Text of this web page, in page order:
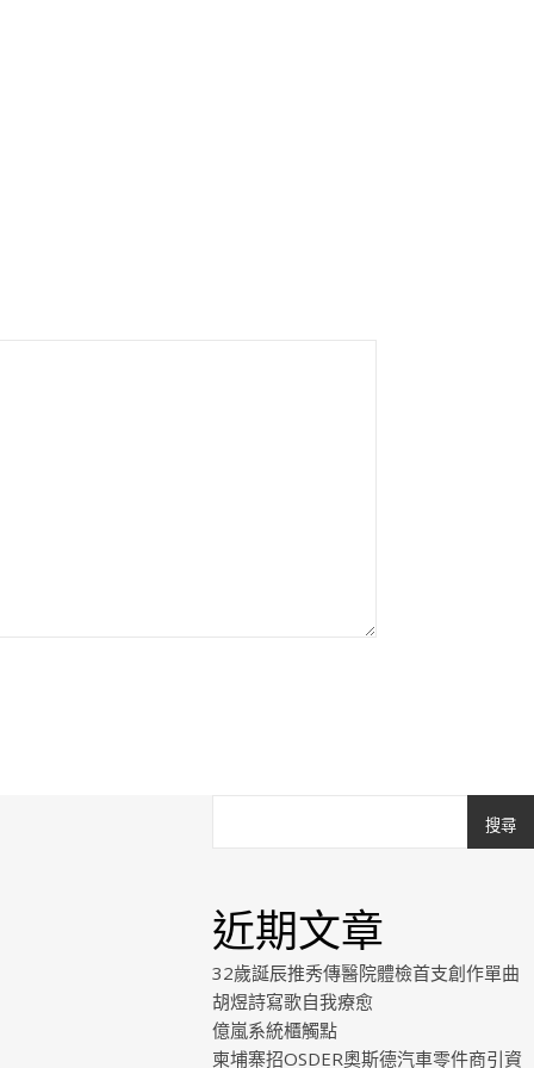
搜尋
近期文章
32歲誕辰推秀傳醫院體檢首支創作單曲
胡煜詩寫歌自我療愈
億嵐系統櫃觸點
柬埔寨招OSDER奧斯德汽車零件商引資